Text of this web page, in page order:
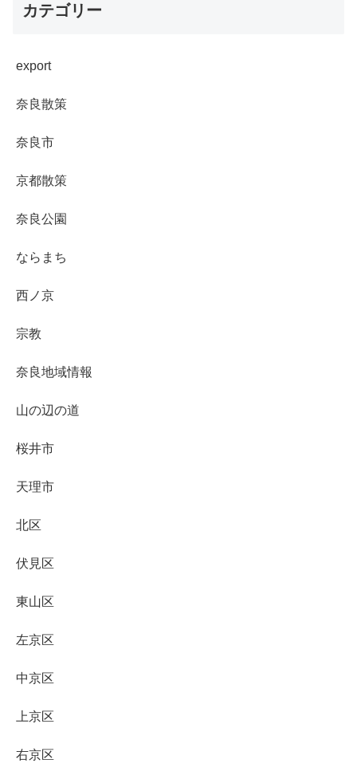
カテゴリー
export
奈良散策
奈良市
京都散策
奈良公園
ならまち
西ノ京
宗教
奈良地域情報
山の辺の道
桜井市
天理市
北区
伏見区
東山区
左京区
中京区
上京区
右京区